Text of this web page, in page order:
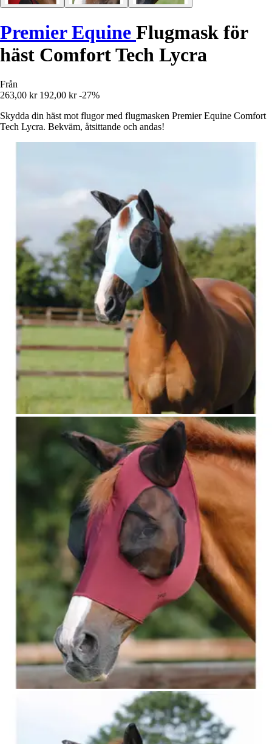
Premier Equine Flugmask för
häst Comfort Tech Lycra
Från
263,00 kr 192,00 kr -27%
Skydda din häst mot flugor med flugmasken Premier Equine Comfort
Tech Lycra. Bekväm, åtsittande och andas!